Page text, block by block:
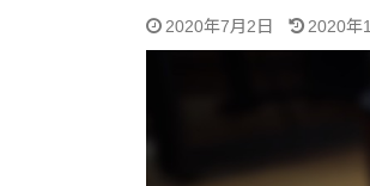
2020年7月2日 2020年